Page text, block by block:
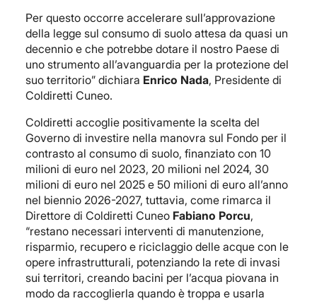
Per questo occorre accelerare sull’approvazione
della legge sul consumo di suolo attesa da quasi un
decennio e che potrebbe dotare il nostro Paese di
uno strumento all’avanguardia per la protezione del
suo territorio” dichiara Enrico Nada, Presidente di
Coldiretti Cuneo.
Coldiretti accoglie positivamente la scelta del
Governo di investire nella manovra sul Fondo per il
contrasto al consumo di suolo, finanziato con 10
milioni di euro nel 2023, 20 milioni nel 2024, 30
milioni di euro nel 2025 e 50 milioni di euro all’anno
nel biennio 2026-2027, tuttavia, come rimarca il
Direttore di Coldiretti Cuneo Fabiano Porcu,
“restano necessari interventi di manutenzione,
risparmio, recupero e riciclaggio delle acque con le
opere infrastrutturali, potenziando la rete di invasi
sui territori, creando bacini per l’acqua piovana in
modo da raccoglierla quando è troppa e usarla